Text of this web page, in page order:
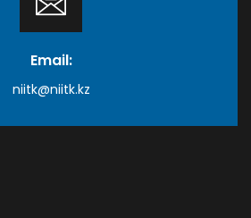
Email:
niitk@niitk.kz